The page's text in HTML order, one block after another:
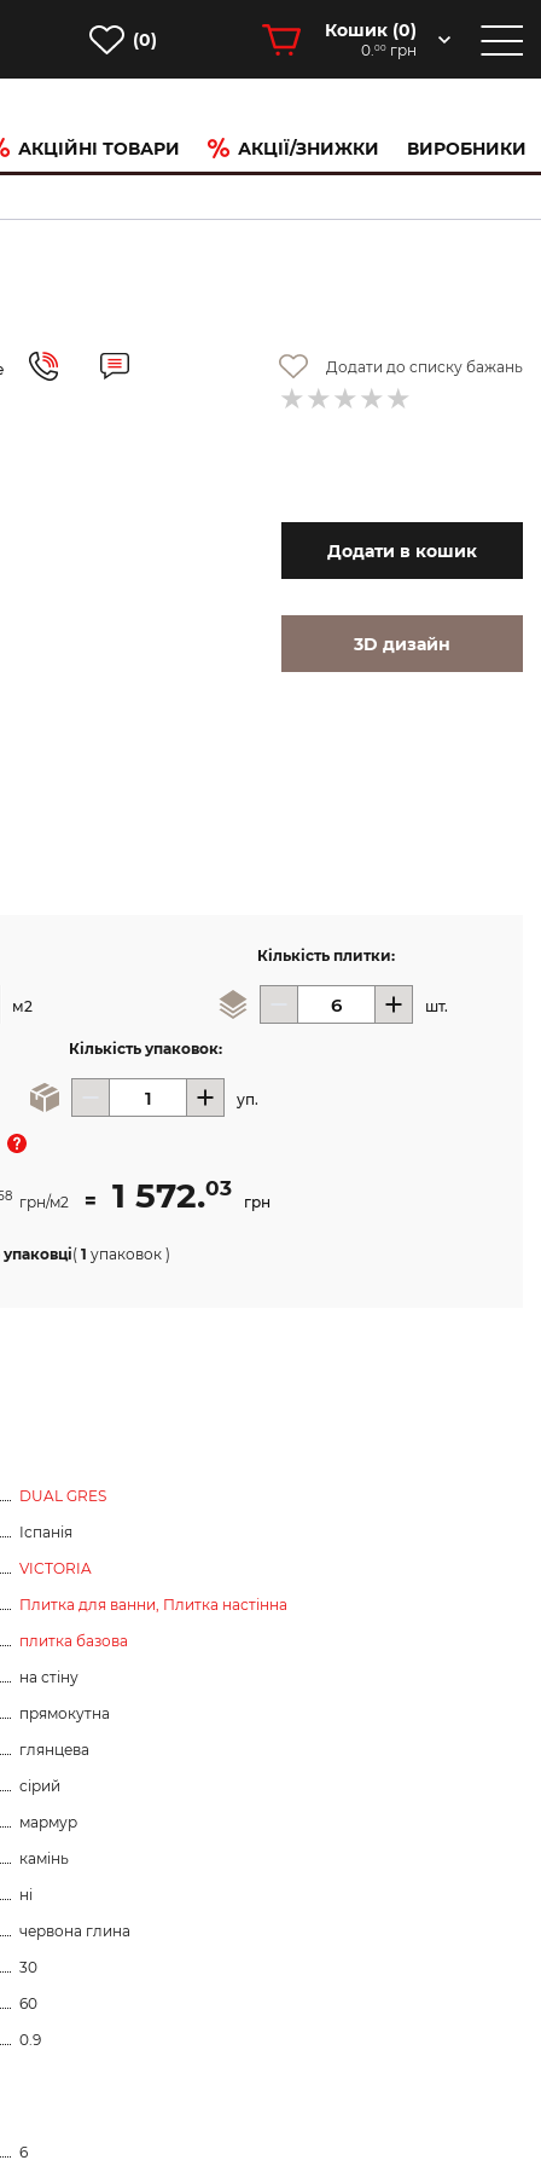
(0) Кошик (0)
0.00 грн
АКЦІЙНІ ТОВАРИ АКЦІЇ/ЗНИЖКИ ВИРОБНИКИ
Додати до списку бажань
Додати в кошик
3D дизайн
м2
Кількість плитки:
шт.
Кількість упаковок:
уп.
грн/м2 = 1 572.03
грн
( 1 упаковок )
DUAL GRES
Іспанія
VICTORIA
Плитка для ванни, Плитка настінна
плитка базова
на стіну
прямокутна
глянцева
сірий
мармур
камінь
ні
червона глина
30
60
0.9
6